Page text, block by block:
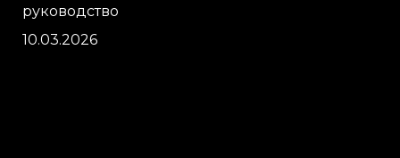
руководство
10.03.2026